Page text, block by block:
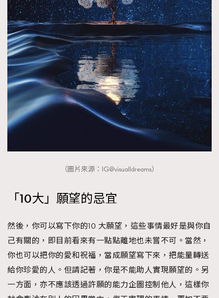
（圖片來源：IG@visualldreams）
「10大」願望的忌宜
然後，你可以寫下你的10 大願望，這些事情最好是與你自
己有關的，即目前看來有一點點離地也未嘗不可。當然，
你也可以把你的愛和祝福，當成願望寫下來，把能量轉送
給你珍愛的人。但請記著，你是不能助人實現願望的。另
一方面，亦不應該透過許願的能力企圖控制他人，這樣你